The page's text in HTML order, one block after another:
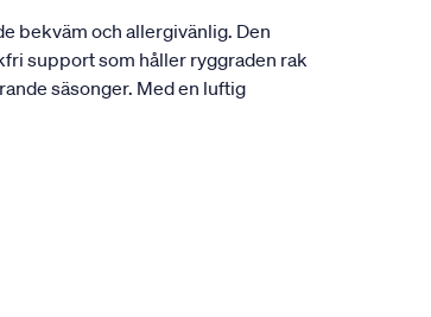
bekväm och allergivänlig. Den
support som håller ryggraden rak
säsonger. Med en luftig